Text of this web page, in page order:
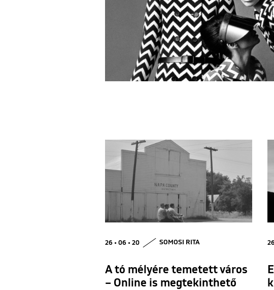
26 • 06 • 20 SOMOSI RITA
A tó mélyére temetett város
– Online is megtekinthető